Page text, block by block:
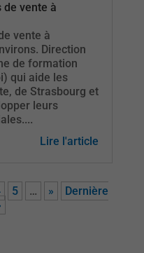
de vente à
vente à
Direction
de formation
qui aide les
de Strasbourg et
leurs
Lire l'article
5 … »
Dernière